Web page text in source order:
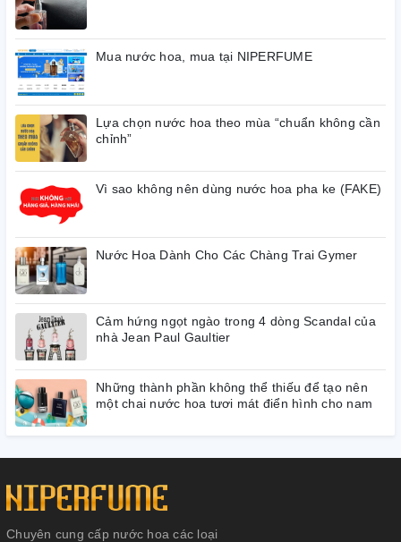
chai. Bởi vậy mà nổi bật lên đó là tên sản phẩm trên nền xanh
dương mang đậm sắc thái của biển được đặt chính giữa một
cách tỉ mỉ. Thiết kế độc đáo mang đến cảm giác sang trọng và
quyến rũ ánh nhìn ngay từ lần đầu.
Hương đầu: hạt tiêu hồng và Mate, Quả bách xù
Hương giữa: Hoa cam, Hoa hồng và Đinh hương, Trà
Hương cuối: gỗ đàn hương và Labdanum., Gỗ tuyết tùng, Hổ
phách, Thuốc lá
Mua nước hoa, mua tại NIPERFUME
Lựa chọn nước hoa theo mùa “chuẩn không cần
chỉnh”
Vì sao không nên dùng nước hoa pha ke (FAKE)
Nước Hoa Dành Cho Các Chàng Trai Gymer
Cảm hứng ngọt ngào trong 4 dòng Scandal của
nhà Jean Paul Gaultier
Những thành phần không thể thiếu để tạo nên
một chai nước hoa tươi mát điển hình cho nam
Chuyên cung cấp nước hoa các loại